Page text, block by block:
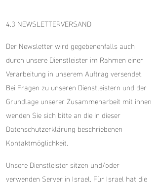
4.3 NEWSLETTERVERSAND
Der Newsletter wird gegebenenfalls auch
durch unsere Dienstleister im Rahmen einer
Verarbeitung in unserem Auftrag versendet.
Bei Fragen zu unseren Dienstleistern und der
Grundlage unserer Zusammenarbeit mit ihnen
wenden Sie sich bitte an die in dieser
Datenschutzerklärung beschriebenen
Kontaktmöglichkeit.
Unsere Dienstleister sitzen und/oder
verwenden Server in Israel. Für Israel hat die